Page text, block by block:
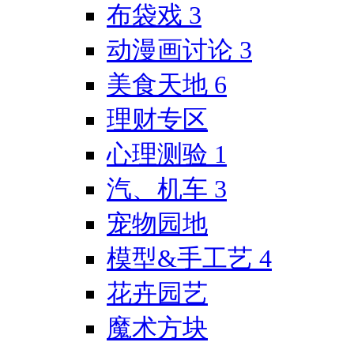
布袋戏 3
动漫画讨论 3
美食天地 6
理财专区
心理测验 1
汽、机车 3
宠物园地
模型&手工艺 4
花卉园艺
魔术方块